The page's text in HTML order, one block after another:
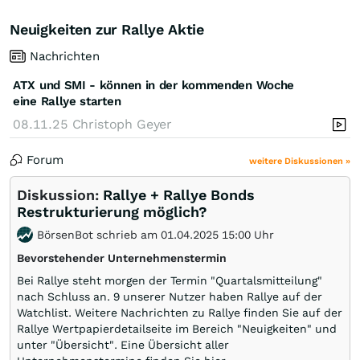
Neuigkeiten zur Rallye Aktie
Nachrichten
ATX und SMI - können in der kommenden Woche
eine Rallye starten
08.11.25 Christoph Geyer
Forum weitere Diskussionen »
Diskussion: Rallye + Rallye Bonds
Restrukturierung möglich?
BörsenBot schrieb am 01.04.2025 15:00 Uhr
Bevorstehender Unternehmenstermin
Bei Rallye steht morgen der Termin "Quartalsmitteilung"
nach Schluss an. 9 unserer Nutzer haben Rallye auf der
Watchlist. Weitere Nachrichten zu Rallye finden Sie auf der
Rallye Wertpapierdetailseite im Bereich "Neuigkeiten" und
unter "Übersicht". Eine Übersicht aller